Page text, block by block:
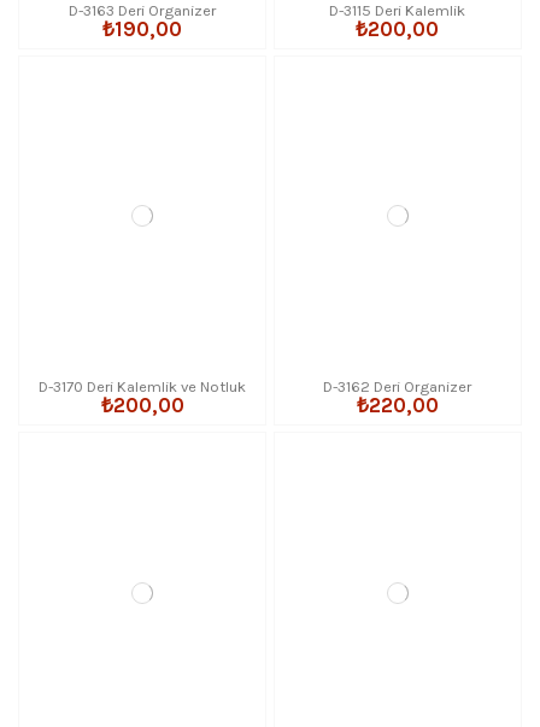
D-3163 Deri Organizer
₺190,00
D-3115 Deri Kalemlik
₺200,00
D-3170 Deri Kalemlik ve Notluk
₺200,00
D-3162 Deri Organizer
₺220,00